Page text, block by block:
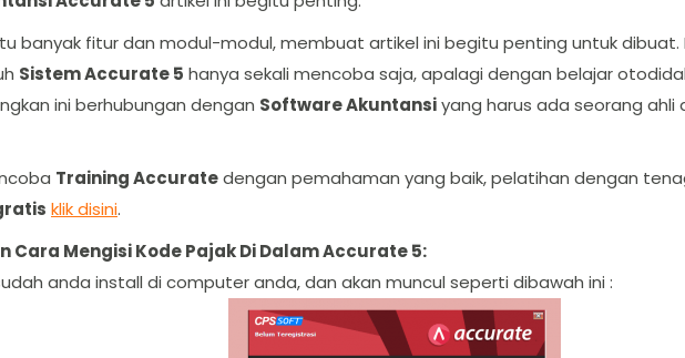
banyak fitur dan modul-modul, membuat artikel ini begitu penting untuk
Sistem Accurate 5 hanya sekali mencoba saja, apalagi dengan belajar
ini berhubungan dengan Software Akuntansiyang harus ada seorang
Training Accuratedengan pemahaman yang baik, pelatihan dengan
klik disini.
Mengisi Kode Pajak Di Dalam Accurate 5:
anda install di computer anda, dan akan muncul seperti dibawah ini :